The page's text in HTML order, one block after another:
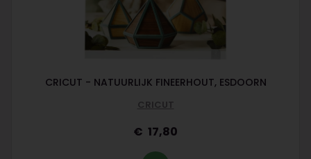
CRICUT - NATUURLIJK FINEERHOUT, ESDOORN
CRICUT
17,80